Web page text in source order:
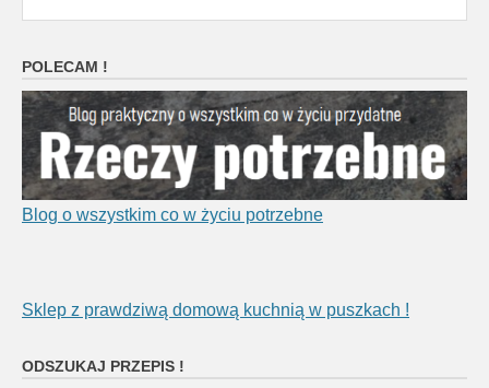
POLECAM !
Blog o wszystkim co w życiu potrzebne
Sklep z prawdziwą domową kuchnią w puszkach !
ODSZUKAJ PRZEPIS !